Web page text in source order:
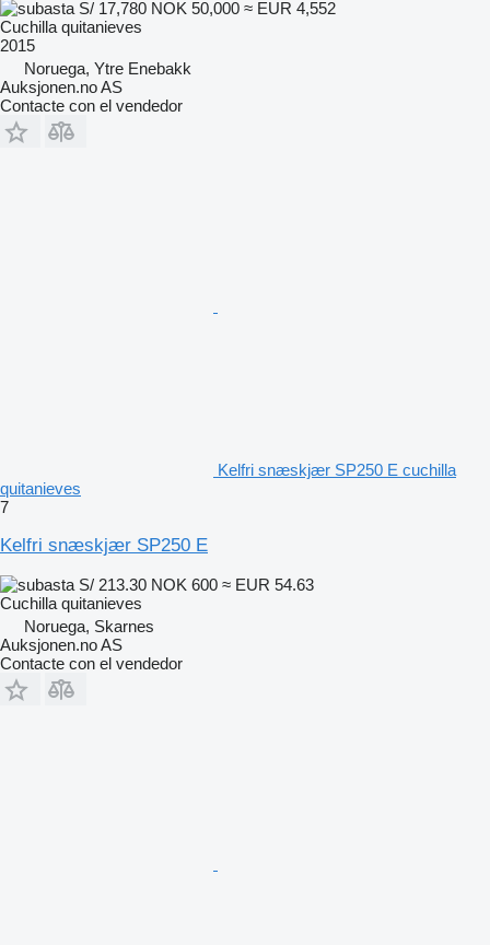
S/ 17,780 NOK 50,000 ≈ EUR 4,552
Cuchilla quitanieves
2015
Noruega, Ytre Enebakk
Auksjonen.no AS
Contacte con el vendedor
Kelfri snæskjær SP250 E cuchilla
quitanieves
7
Kelfri snæskjær SP250 E
S/ 213.30 NOK 600 ≈ EUR 54.63
Cuchilla quitanieves
Noruega, Skarnes
Auksjonen.no AS
Contacte con el vendedor